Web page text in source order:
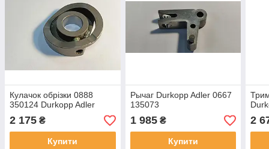
Кулачок обрізки 0888
350124 Durkopp Adler
2 175 ₴
Купити
Рычаг Durkopp Adler 0667
135073
1 985₴
Купити
2